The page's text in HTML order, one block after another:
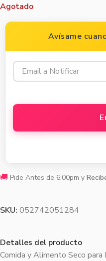
Agotado
Avísame
🚚 Pide Antes de 6:00pm y
SKU: 052742051284
Detalles del producto
Comida y Alimento Seco